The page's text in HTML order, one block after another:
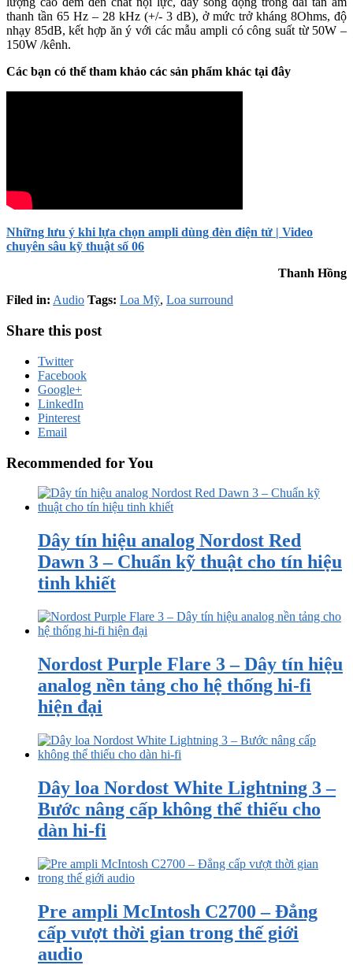
thanh tần 65 Hz – 28 kHz (+/- 3 dB), ở mức trở kháng 8Ohms, độ
nhạy 85dB, kết hợp ăn ý với các mẫu ampli có công suất từ 50W –
150W /kênh.
Các bạn có thể tham khảo các sản phẩm khác tại đây
Những lưu ý khi lựa chọn ampli dùng đèn điện tử | Video
chuyên sâu kỹ thuật số 06
Thanh Hồng
Filed in: Audio Tags: Loa Mỹ, Loa surround
Share this post
Twitter
Facebook
Google+
LinkedIn
Pinterest
Email
Recommended for You
Dây tín hiệu analog Nordost Red
Dawn 3 – Chuẩn kỹ thuật cho tín hiệu
tinh khiết
Nordost Purple Flare 3 – Dây tín hiệu
analog nền tảng cho hệ thống hi-fi
hiện đại
Dây loa Nordost White Lightning 3 –
Bước nâng cấp không thể thiếu cho
dàn hi-fi
Pre ampli McIntosh C2700 – Đẳng
cấp vượt thời gian trong thế giới
audio